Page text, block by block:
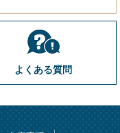
よくある質問